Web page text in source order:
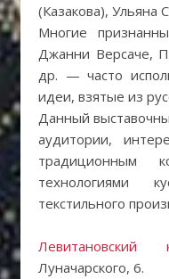
(Казакова), Ульяна
Многие
Джанни Версаче,
др. — часто
идеи, взятые из
Данный
аудитории,
традиционным
технологиями
текстильного
Левитановский
Луначарского, 6.